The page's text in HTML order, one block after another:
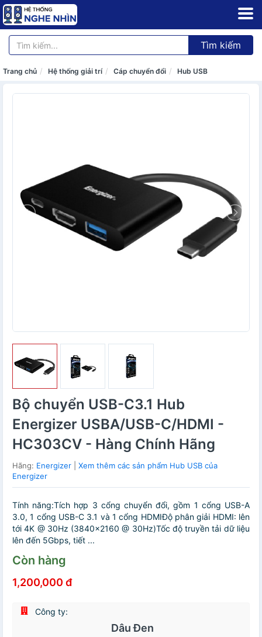
Tìm kiếm
Trang chủ Hệ thống giải trí Cáp chuyển đổi Hub USB
Bộ chuyển USB-C3.1 Hub
Energizer USBA/USB-C/HDMI -
HC303CV - Hàng Chính Hãng
Hãng: Energizer
Xem thêm các sản phẩm Hub USB của
Energizer
Tính năng:Tích hợp 3 cổng chuyển đổi, gồm 1 cổng USB-A
3.0, 1 cổng USB-C 3.1 và 1 cổng HDMIĐộ phân giải HDMI: lên
tới 4K @ 30Hz (3840x2160 @ 30Hz)Tốc độ truyền tải dữ liệu
lên đến 5Gbps, tiết ...
Còn hàng
1,200,000 đ
Công ty:
Dâu Đen